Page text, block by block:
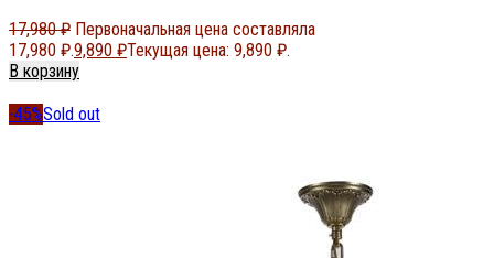
17,980₽ Первоначальная цена составляла
17,980 ₽.9,890 ₽Текущая цена: 9,890 ₽.
В корзину
-45%Sold out